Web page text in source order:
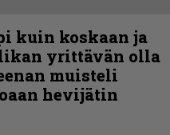
kuin koskaan ja
yrittävän olla
muisteli
hevijätin